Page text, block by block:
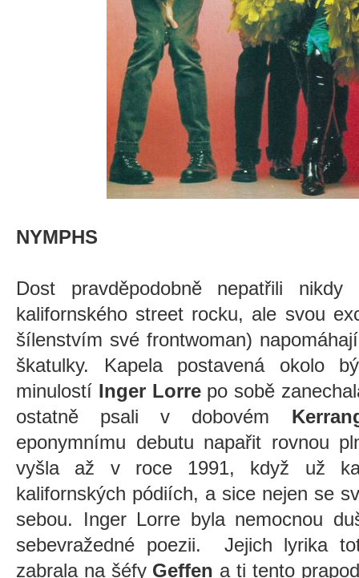
NYMPHS
Dost pravděpodobně nepatřili nikdy
kalifornského street rocku, ale svou
šílenstvím své frontwoman)
škatulky. Kapela postavená okolo
minulostí Inger Lorrepo sobě
ostatně psali v dobovém
eponymnímu debutu napařit rovnou
vyšla až v roce 1991, když už
kalifornských pódiích, a sice nejen se
sebou. Inger Lorre byla nemocnou
sebevražedné poezii. Jejich lyrika
zabrala na šéfy Geffen a ti tento